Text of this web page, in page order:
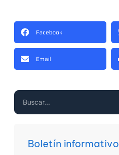
Facebook
Email
Boletín informativo